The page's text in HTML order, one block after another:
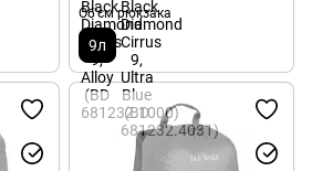
Об'єм рюкзака
9л